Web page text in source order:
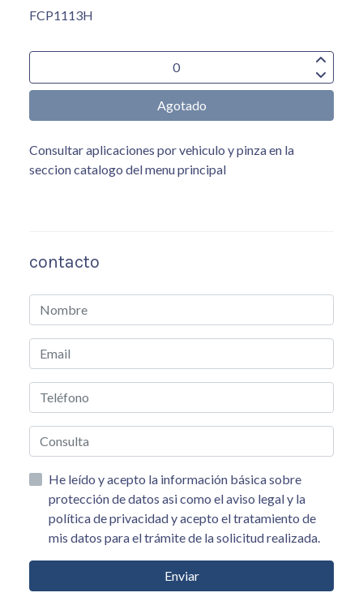
FCP1113H
Agotado
Consultar aplicaciones por vehiculo y pinza en la
seccion catalogo del menu principal
contacto
He leído y acepto la información básica sobre
protección de datos asi como el aviso legal y la
política de privacidad y acepto el tratamiento de
mis datos para el trámite de la solicitud realizada.
Enviar